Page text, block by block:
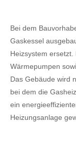
Bei dem
Gaskessel
Heizsystem
Wärmepumpen
Das Gebäude wird
bei dem die
ein
Heizungsanlage